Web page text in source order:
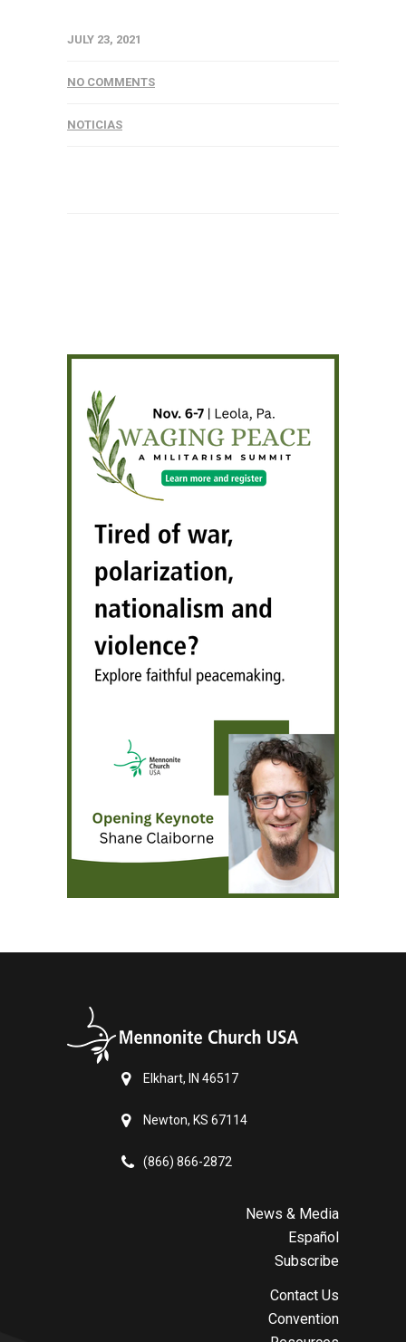
JULY 23, 2021
NO COMMENTS
NOTICIAS
Elkhart, IN 46517
Newton, KS 67114
(866) 866-2872
News & Media
Español
Subscribe
Contact Us
Convention